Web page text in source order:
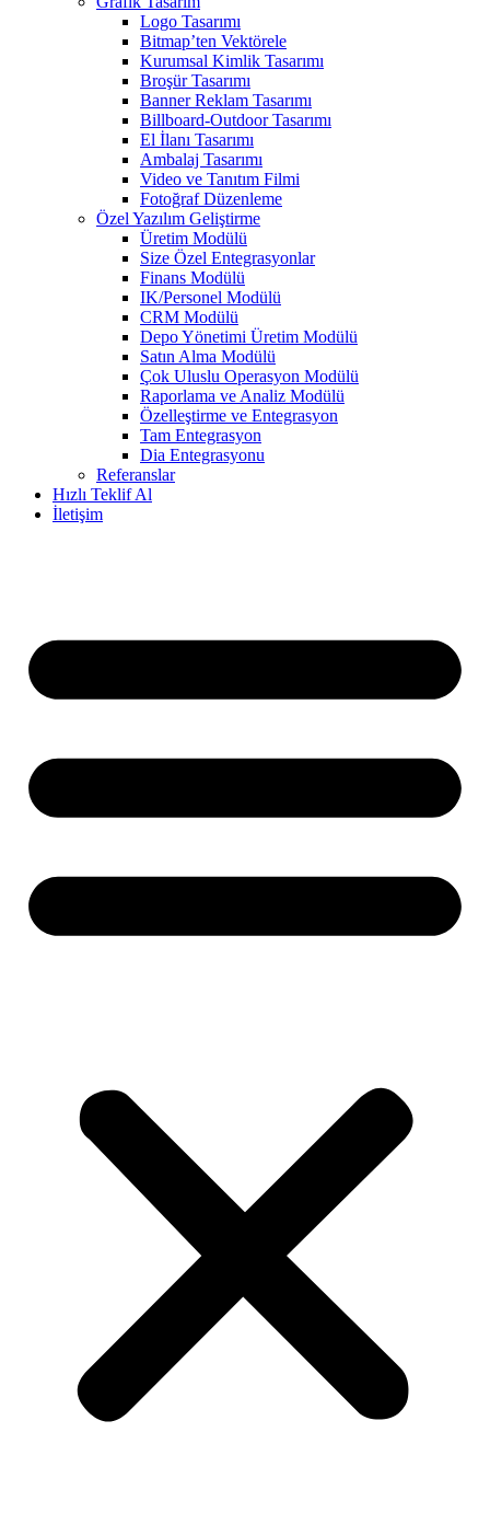
Logo Tasarımı
Bitmap’ten Vektörele
Kurumsal Kimlik Tasarımı
Broşür Tasarımı
Banner Reklam Tasarımı
Billboard-Outdoor Tasarımı
El İlanı Tasarımı
Ambalaj Tasarımı
Video ve Tanıtım Filmi
Fotoğraf Düzenleme
Özel Yazılım Geliştirme
Üretim Modülü
Size Özel Entegrasyonlar
Finans Modülü
IK/Personel Modülü
CRM Modülü
Depo Yönetimi Üretim Modülü
Satın Alma Modülü
Çok Uluslu Operasyon Modülü
Raporlama ve Analiz Modülü
Özelleştirme ve Entegrasyon
Tam Entegrasyon
Dia Entegrasyonu
Referanslar
Hızlı Teklif Al
İletişim